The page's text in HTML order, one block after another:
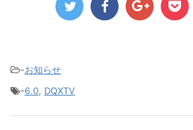
-お知らせ
-6.0, DQXTV